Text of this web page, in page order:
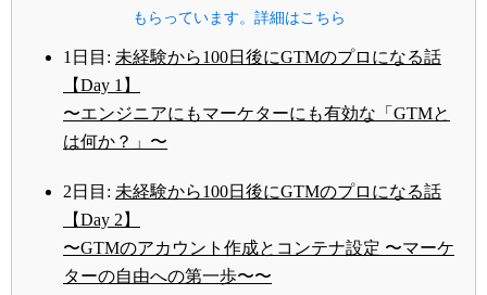
もらっています。詳細はこちら
1日目: 未経験から100日後にGTMのプロになる話
【Day 1】
〜エンジニアにもマーケターにも有効な「GTMと
は何か？」〜
2日目: 未経験から100日後にGTMのプロになる話
【Day 2】
〜GTMのアカウント作成とコンテナ設定 〜マーケ
ターの自由への第一歩〜〜